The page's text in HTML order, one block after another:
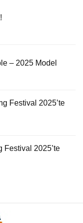
– 2025 Model
Festival 2025’te
Festival 2025’te